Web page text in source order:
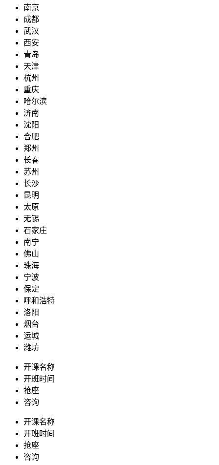
南京
成都
武汉
西安
青岛
天津
杭州
重庆
哈尔滨
济南
沈阳
合肥
郑州
长春
苏州
长沙
昆明
太原
无锡
石家庄
南宁
佛山
珠海
宁波
保定
呼和浩特
洛阳
烟台
运城
潍坊
开课名称
开班时间
抢座
咨询
开课名称
开班时间
抢座
咨询